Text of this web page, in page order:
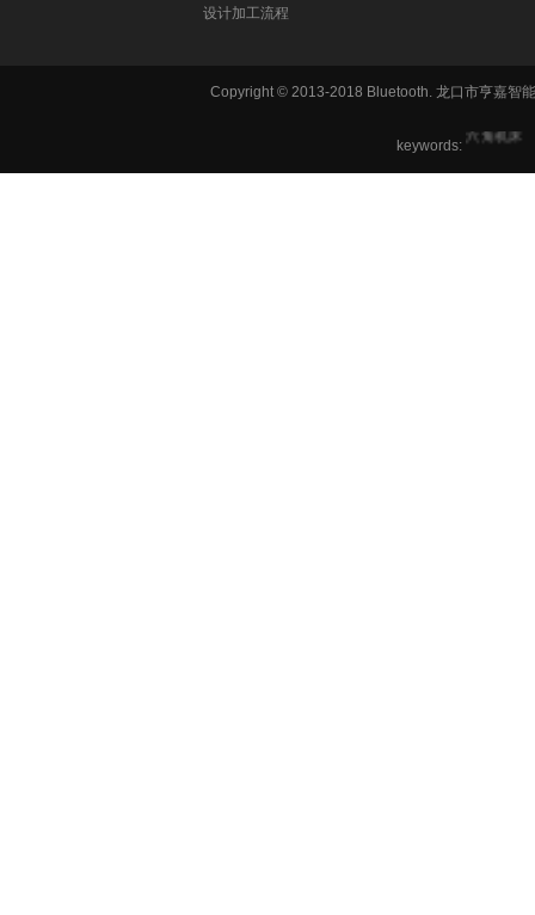
设计加工流程
Copyright © 2013-2018 Bluetooth. 龙口市亨嘉智
keywords: